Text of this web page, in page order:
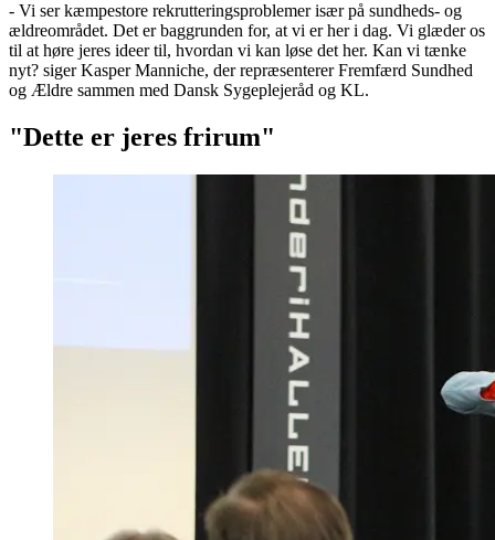
- Vi ser kæmpestore rekrutteringsproblemer især på sundheds- og
ældreområdet. Det er baggrunden for, at vi er her i dag. Vi glæder os
til at høre jeres ideer til, hvordan vi kan løse det her. Kan vi tænke
nyt? siger Kasper Manniche, der repræsenterer Fremfærd Sundhed
og Ældre sammen med Dansk Sygeplejeråd og KL.
"Dette er jeres frirum"